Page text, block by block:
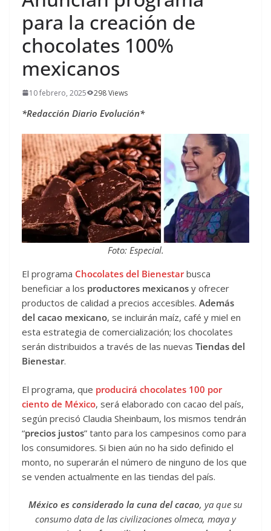
para la creación de
chocolates 100%
mexicanos
10 febrero, 2025 298 Views
*Redacción Diario Evolución*
Foto: Especial.
El programa Chocolates del Bienestarbusca
beneficiar a los productores mexicanos y ofrecer
productos de calidad a precios accesibles. Además
del cacao mexicano, se incluirán maíz, café y miel en
esta estrategia de comercialización; los chocolates
serán distribuidos a través de las nuevas Tiendas del
Bienestar.
El programa, que producirá chocolates 100 por
ciento de México, será elaborado con cacao del país,
según precisó Claudia Sheinbaum, los mismos tendrán
“precios justos” tanto para los campesinos como para
los consumidores. Si bien aún no ha sido definido el
monto, no superarán el número de ninguno de los que
se venden actualmente en las tiendas del país.
México es considerado la cuna del cacao, ya que su
consumo data de las civilizaciones olmeca, maya y